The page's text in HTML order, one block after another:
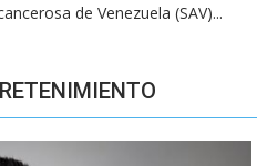
de Venezuela (SAV)...